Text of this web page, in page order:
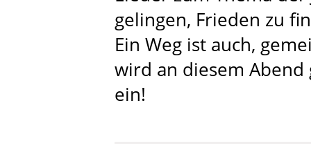
gelingen, Frieden zu
Ein Weg ist auch,
wird an diesem
ein!